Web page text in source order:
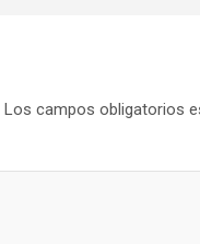
Los campos obligatorios